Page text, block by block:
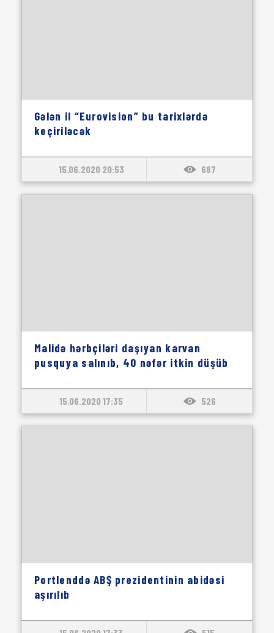
Gələn il “Eurovision” bu tarixlərdə
keçiriləcək
15.06.2020 20:53 687
Malidə hərbçiləri daşıyan karvan
pusquya salınıb, 40 nəfər itkin düşüb
15.06.2020 17:35 526
Portlenddə ABŞ prezidentinin abidəsi
aşırılıb